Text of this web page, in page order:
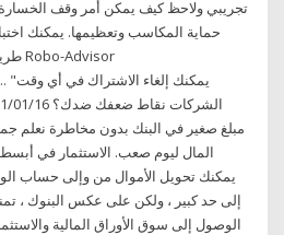
تجريبي ولاحظ كيف يمكن أمر وقف
حماية المكاسب وتعظيمها. يمكنك
طريق إنشاء روبوت الفوركس من Robo-Advisor
مبلغ صغير في البنك بدون مخاطرة نعلم
المال ليوم صعب. الاستثمار في
يمكنك تحويل الأموال من وإلى حساب
إلى حد كبير ، ولكن على عكس البنوك ،
الوصول إلى سوق الأوراق المالية